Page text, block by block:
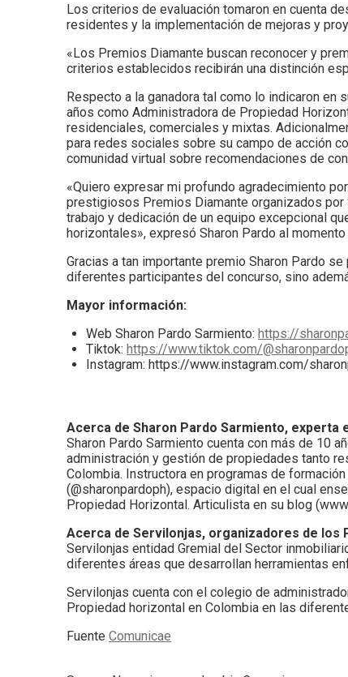
Los criterios de evaluación tomaron en cuenta
residentes y la implementación de mejoras y
«Los Premios Diamante buscan reconocer y
criterios establecidos recibirán una distinción
Respecto a la ganadora tal como lo indicaron en
años como Administradora de Propiedad
residenciales, comerciales y mixtas.
para redes sociales sobre su campo de acción
comunidad virtual sobre recomendaciones de
«Quiero expresar mi profundo agradecimiento
prestigiosos Premios Diamante organizados por
trabajo y dedicación de un equipo excepcional
horizontales», expresó Sharon Pardo al
Gracias a tan importante premio Sharon Pardo
diferentes participantes del concurso, sino
Mayor información:
Web Sharon Pardo Sarmiento: https://
Tiktok: https://www.tiktok.com/
Instagram: https://www.instagram.com/
Acerca de Sharon Pardo Sarmiento, experta
Sharon Pardo Sarmiento cuenta con más de 10
administración y gestión de propiedades tanto
Colombia. Instructora en programas de
(@sharonpardoph), espacio digital en el cual
Propiedad Horizontal. Articulista en su blog
Acerca de Servilonjas, organizadores de los
Servilonjas entidad Gremial del Sector
diferentes áreas que desarrollan herramientas
Servilonjas cuenta con el colegio de
Propiedad horizontal en Colombia en las
Fuente Comunicae